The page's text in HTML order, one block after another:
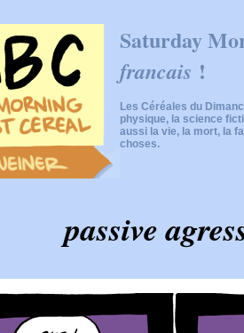
Saturday
francais !
Les Céréales du
physique, la science
aussi la vie, la mort, la
choses.
passive